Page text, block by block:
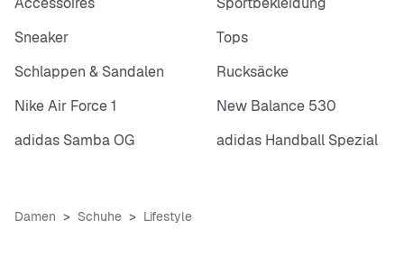
Sneaker
Tops
Schlappen & Sandalen
Rucksäcke
Nike Air Force 1
New Balance 530
adidas Samba OG
adidas Handball Spezial
Damen Schuhe Lifestyle